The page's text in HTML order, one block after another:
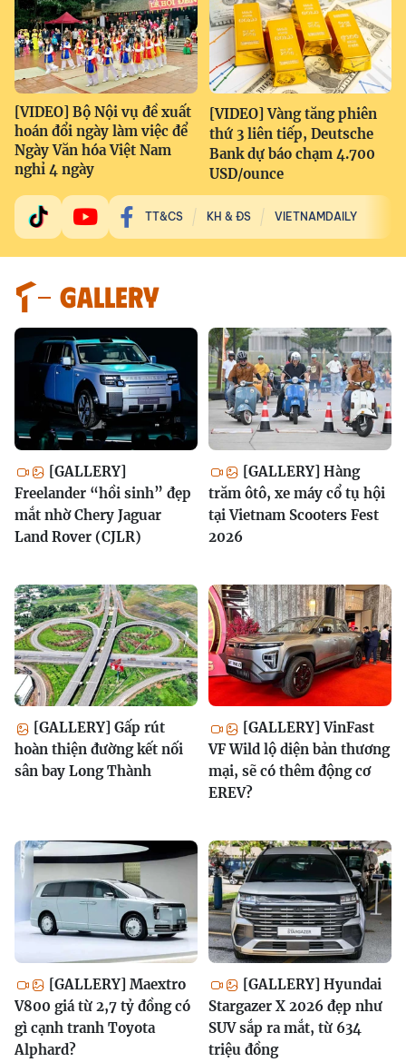
[VIDEO] Bộ Nội vụ đề xuất
hoán đổi ngày làm việc để
Ngày Văn hóa Việt Nam
nghỉ 4 ngày
[VIDEO] Vàng tăng phiên
thứ 3 liên tiếp, Deutsche
Bank dự báo chạm 4.700
USD/ounce
TT&CS KH & ĐS VIETNAMDAILY
GALLERY
[GALLERY]
Freelander “hồi sinh” đẹp
mắt nhờ Chery Jaguar
Land Rover (CJLR)
[GALLERY] Hàng
trăm ôtô, xe máy cổ tụ hội
tại Vietnam Scooters Fest
2026
[GALLERY] Gấp rút
hoàn thiện đường kết nối
sân bay Long Thành
[GALLERY] VinFast
VF Wild lộ diện bản thương
mại, sẽ có thêm động cơ
EREV?
[GALLERY] Maextro
V800 giá từ 2,7 tỷ đồng có
gì cạnh tranh Toyota
Alphard?
[GALLERY] Hyundai
Stargazer X 2026 đẹp như
SUV sắp ra mắt, từ 634
triệu đồng